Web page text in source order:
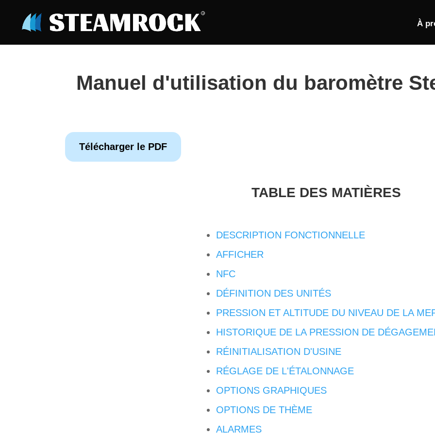
À
Manuel d'utilisation du baromètre
Télécharger le PDF
TABLE DES MATIÈRES
DESCRIPTION FONCTIONNELLE
AFFICHER
NFC
DÉFINITION DES UNITÉS
PRESSION ET ALTITUDE DU NIVEAU DE LA
HISTORIQUE DE LA PRESSION DE
RÉINITIALISATION D'USINE
RÉGLAGE DE L'ÉTALONNAGE
OPTIONS GRAPHIQUES
OPTIONS DE THÈME
ALARMES